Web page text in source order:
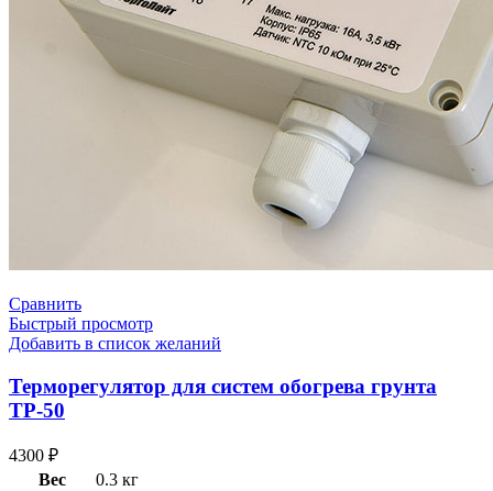
Сравнить
Быстрый просмотр
Добавить в список желаний
Терморегулятор для систем обогрева грунта
ТР-50
4300 ₽
Вес
0.3 кг